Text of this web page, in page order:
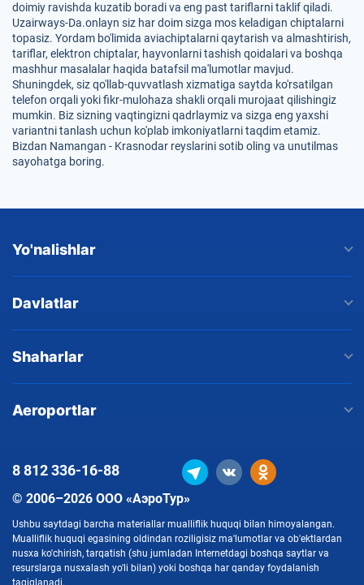
doimiy ravishda kuzatib boradi va eng past tariflarni taklif qiladi.
Uzairways-Da.onlayn siz har doim sizga mos keladigan chiptalarni
topasiz. Yordam bo'limida aviachiptalarni qaytarish va almashtirish,
tariflar, elektron chiptalar, hayvonlarni tashish qoidalari va boshqa
mashhur masalalar haqida batafsil ma'lumotlar mavjud.
Shuningdek, siz qo'llab-quvvatlash xizmatiga saytda ko'rsatilgan
telefon orqali yoki fikr-mulohaza shakli orqali murojaat qilishingiz
mumkin. Biz sizning vaqtingizni qadrlaymiz va sizga eng yaxshi
variantni tanlash uchun ko'plab imkoniyatlarni taqdim etamiz.
Bizdan Namangan - Krasnodar reyslarini sotib oling va unutilmas
sayohatga boring.
Yo'nalishlar
Davlatlar
Shaharlar
Aeroportlar
© 2006–2026 ООО «АэроТур»
Ushbu saytdagi barcha materiallar mualliflik huquqi bilan himoyalangan.
Mualliflik huquqi egasining oldindan roziligisiz ma'lumotlar va ob'ektlardan
nusxa ko'chirish, tarqatish (shu jumladan Internetdagi boshqa saytlar va
resurslarga nusxalash yo'li bilan) yoki boshqa har qanday foydalanish
taqiqlanadi.
8 812336-16-88